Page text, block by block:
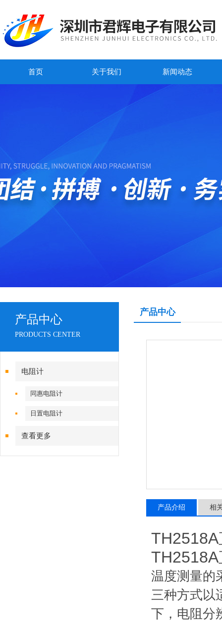
首页 关于我们 新闻动态
产品中心
PRODUCTS CENTER
电阻计
同惠电阻计
日置电阻计
查看更多
产品中心
产品介绍 相
温度测量的
三种方式以
下，电阻分